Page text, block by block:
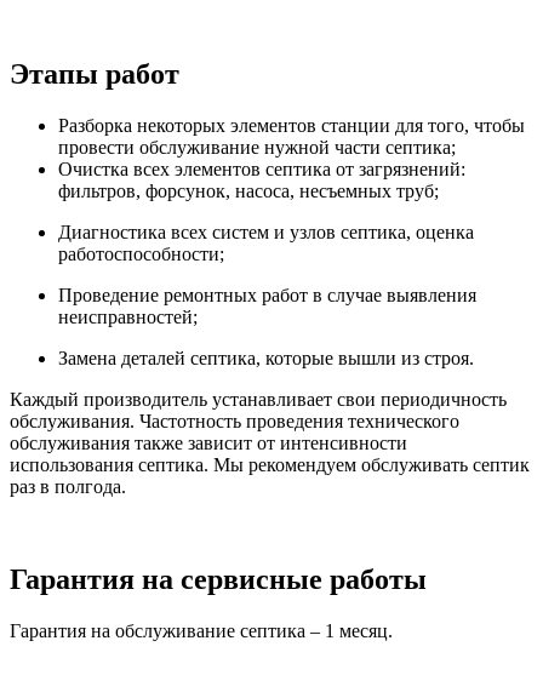
Этапы работ
Разборка некоторых элементов станции для того, чтобы
провести обслуживание нужной части септика;
Очистка всех элементов септика от загрязнений:
фильтров, форсунок, насоса, несъемных труб;
Диагностика всех систем и узлов септика, оценка
работоспособности;
Проведение ремонтных работ в случае выявления
неисправностей;
Замена деталей септика, которые вышли из строя.
Каждый производитель устанавливает свои периодичность
обслуживания. Частотность проведения технического
обслуживания также зависит от интенсивности
использования септика. Мы рекомендуем обслуживать септик
раз в полгода.
Гарантия на сервисные работы
Гарантия на обслуживание септика – 1 месяц.